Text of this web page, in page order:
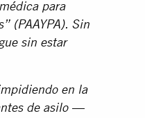
para
(PAAYPA). Sin
sin estar
en la
de asilo —